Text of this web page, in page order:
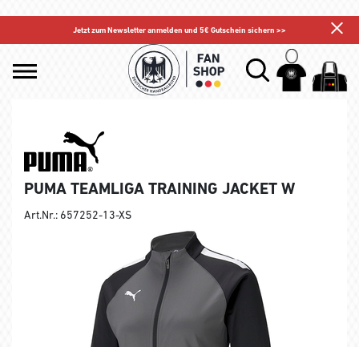
Jetzt zum Newsletter anmelden und 5€ Gutschein sichern >>
PUMA TEAMLIGA TRAINING JACKET W
Art.Nr.: 657252-13-XS